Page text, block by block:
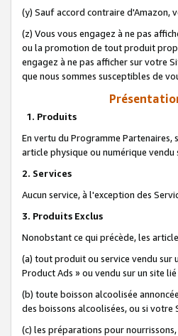
(y) Sauf accord contraire
(z) Vous vous engagez à ne pas
ou la promotion de tout produit
engagez à ne pas afficher sur votre
que nous sommes susceptibles de
1. Produits
En vertu du Programme
article physique ou numérique vendu
2. Services
Aucun service, à l'exception des
3. Produits Exclus
Nonobstant ce qui précède, les
(a) tout produit ou service vendu sur
Product Ads » ou vendu sur un site
(b) toute boisson alcoolisée
des boissons alcoolisées, ou si
(c) les préparations pour